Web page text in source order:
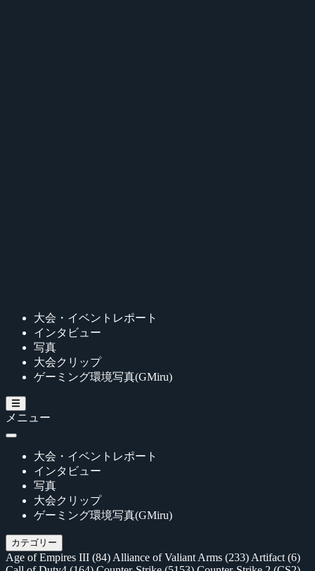
大会・イベントレポート
インタビュー
写真
大会クリップ
ゲーミング環境写真(GMiru)
メニュー
大会・イベントレポート
インタビュー
写真
大会クリップ
ゲーミング環境写真(GMiru)
カテゴリー
Age of Empires III (84) Alliance of Valiant Arms (233) Artifact (6)